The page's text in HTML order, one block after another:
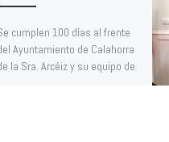
cumplen 100 días al frente
Ayuntamiento de Calahorra
la Sra. Arcéiz y su equipo de